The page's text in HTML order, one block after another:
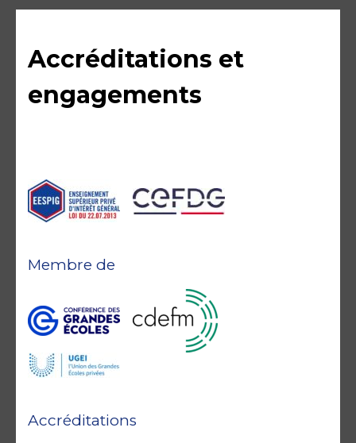
Accréditations et
engagements
Accréditations
Membre de